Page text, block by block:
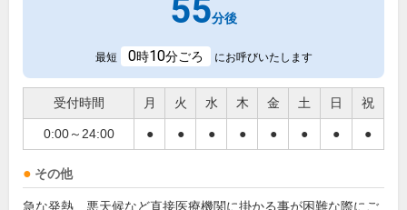
55分後
最短 0時10分ごろ にお呼びいたします
受付時間 月 火 水 木 金 土 日 祝
0:00～24:00 ● ● ● ● ● ● ● ●
その他
急な発熱、悪天候など直接医療機関に掛かる事が困難な際にご